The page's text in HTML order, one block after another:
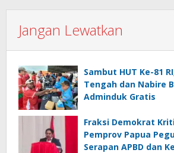
Jangan Lewatkan
Sambut HUT Ke-81
Tengah dan Nabire
Adminduk Gratis
Fraksi Demokrat
Pemprov Papua
Serapan APBD dan